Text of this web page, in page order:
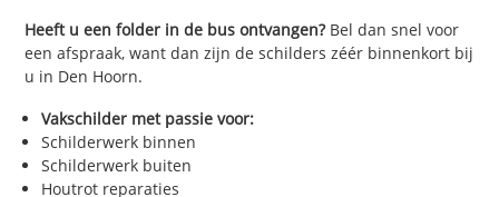
Heeft u een folder in de bus ontvangen?Bel dan snel voor
een afspraak, want dan zijn de schilders zéér binnenkort bij
u in Den Hoorn.
Vakschilder met passie voor:
Schilderwerk binnen
Schilderwerk buiten
Houtrot reparaties